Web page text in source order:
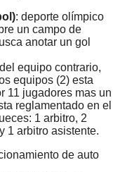
: deporte olímpico
un campo de
anotar un gol
equipo contrario,
equipos (2) esta
11 jugadores mas un
reglamentado en el
1 arbitro, 2
1 arbitro asistente.
de auto